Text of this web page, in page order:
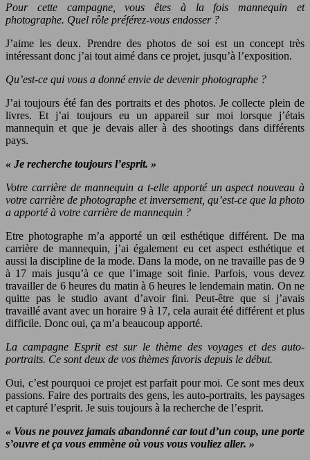
Pour cette campagne, vous êtes à la fois mannequin et
photographe. Quel rôle préférez-vous endosser ?
J’aime les deux. Prendre des photos de soi est un concept très
intéressant donc j’ai tout aimé dans ce projet, jusqu’à l’exposition.
Qu’est-ce qui vous a donné envie de devenir photographe ?
J’ai toujours été fan des portraits et des photos. Je collecte plein de
livres. Et j’ai toujours eu un appareil sur moi lorsque j’étais
mannequin et que je devais aller à des shootings dans différents
pays.
« Je recherche toujours l’esprit. »
Votre carrière de mannequin a t-elle apporté un aspect nouveau à
votre carrière de photographe et inversement, qu’est-ce que la photo
a apporté à votre carrière de mannequin ?
Etre photographe m’a apporté un œil esthétique différent. De ma
carrière de mannequin, j’ai également eu cet aspect esthétique et
aussi la discipline de la mode. Dans la mode, on ne travaille pas de 9
à 17 mais jusqu’à ce que l’image soit finie. Parfois, vous devez
travailler de 6 heures du matin à 6 heures le lendemain matin. On ne
quitte pas le studio avant d’avoir fini. Peut-être que si j’avais
travaillé avant avec un horaire 9 à 17, cela aurait été différent et plus
difficile. Donc oui, ça m’a beaucoup apporté.
La campagne Esprit est sur le thème des voyages et des auto-
portraits. Ce sont deux de vos thèmes favoris depuis le début.
Oui, c’est pourquoi ce projet est parfait pour moi. Ce sont mes deux
passions. Faire des portraits des gens, les auto-portraits, les paysages
et capturé l’esprit. Je suis toujours à la recherche de l’esprit.
« Vous ne pouvez jamais abandonné car tout d’un coup, une porte
s’ouvre et ça vous emmène où vous vous vouliez aller. »